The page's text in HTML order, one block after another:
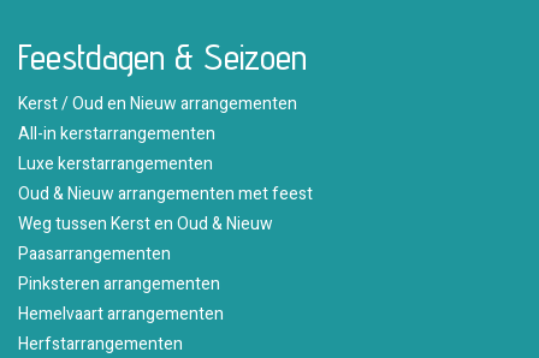
Feestdagen & Seizoen
Kerst / Oud en Nieuw arrangementen
All-in kerstarrangementen
Luxe kerstarrangementen
Oud & Nieuw arrangementen met feest
Weg tussen Kerst en Oud & Nieuw
Paasarrangementen
Pinksteren arrangementen
Hemelvaart arrangementen
Herfstarrangementen